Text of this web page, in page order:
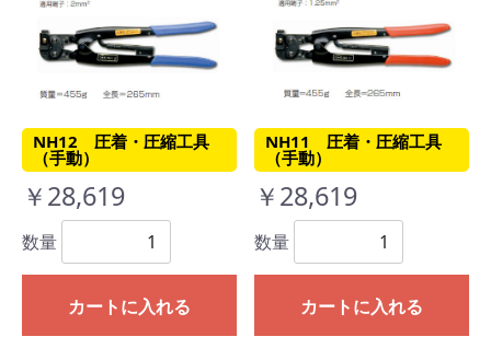
NH12 圧着・圧縮工具
（手動）
￥28,619
数量
カートに入れる
NH11 圧着・圧縮工具
（手動）
￥28,619
数量
カートに入れる